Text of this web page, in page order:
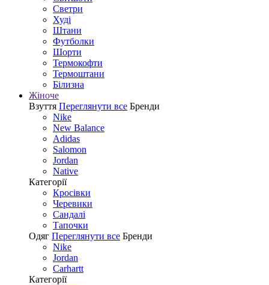
Светри
Худі
Штани
Футболки
Шорти
Термокофти
Термоштани
Білизна
Жіноче
Взуття Переглянути все Бренди
Nike
New Balance
Adidas
Salomon
Jordan
Native
Категорії
Кросівки
Черевики
Сандалі
Tапочки
Одяг Переглянути все Бренди
Nike
Jordan
Carhartt
Категорії